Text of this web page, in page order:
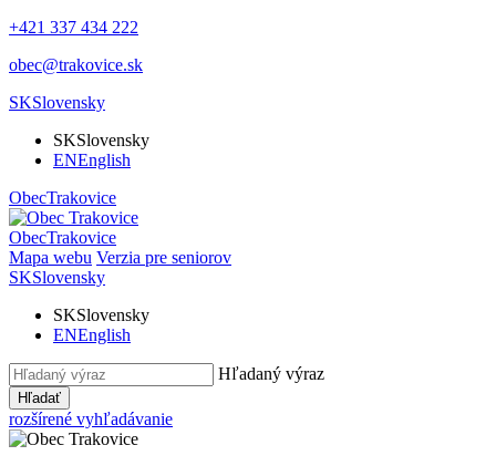
+421 337 434 222
obec@trakovice.sk
SKSlovensky
SKSlovensky
ENEnglish
ObecTrakovice
ObecTrakovice
Mapa webu Verzia pre seniorov
SKSlovensky
SKSlovensky
ENEnglish
Hľadaný výraz
Hľadať
rozšírené vyhľadávanie